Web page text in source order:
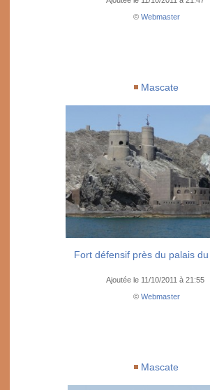
© Webmaster
Mascate
Fort défensif près du palais
Ajoutée le 11/10/2011 à 21:55
© Webmaster
Mascate